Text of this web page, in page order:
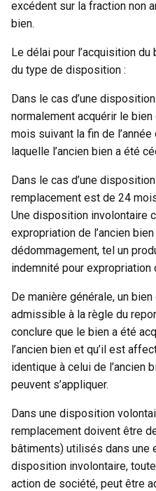
excédent sur la fraction non
bien.
Le délai pour l’acquisition
du type de disposition :
Dans le cas d’une
normalement acquérir le
mois suivant la fin de
laquelle l’ancien bien a été
Dans le cas d’une
remplacement est de 24
Une disposition involontaire
expropriation de l’ancien
dédommagement, tel un
indemnité pour expropriation
De manière générale, un
admissible à la règle du
conclure que le bien a été
l’ancien bien et qu’il est
identique à celui de l’ancien
peuvent s’appliquer.
Dans une disposition
remplacement doivent être
bâtiments) utilisés dans une
disposition involontaire,
action de société, peut être